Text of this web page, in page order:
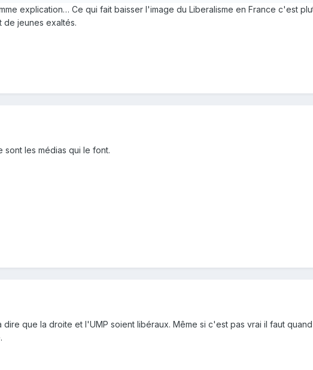
explication… Ce qui fait baisser l'image du Liberalisme en France c'est
de jeunes exaltés.
sont les médias qui le font.
que la droite et l'UMP soient libéraux. Même si c'est pas vrai il faut